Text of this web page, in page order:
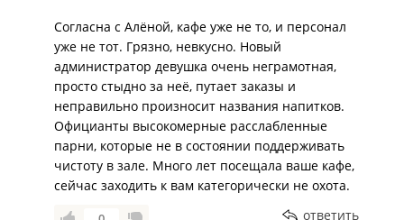
Я считаю, что такое поведение в общепите
неприемлемо, тем более, что мы постоянные
клиенты и ходили сюда почти каждый день. Можно
сказать, что мы терпилы, раз продолжали есть еду с
волосами и пить мерзкий капучино, но в целом
отношение персонала хотя бы было нормально и
проблемы всегда решались в нашу пользу. Но
данная ситуация просто шок. После такого случая
приходить сюда не намерена, жаль, что давали
Согласна с Алёной, кафе уже не то, и персонал
уже не тот. Грязно, невкусно. Новый
администратор девушка очень неграмотная,
просто стыдно за неё, путает заказы и
неправильно произносит названия напитков.
Официанты высокомерные расслабленные
парни, которые не в состоянии поддерживать
чистоту в зале. Много лет посещала ваше кафе,
сейчас заходить к вам категорически не охота.
ответить